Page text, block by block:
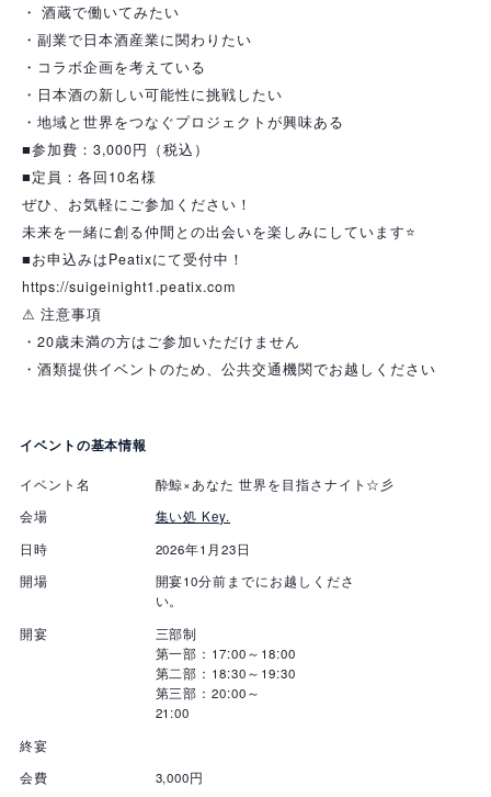
・ 酒蔵で働いてみたい
・副業で日本酒産業に関わりたい
・コラボ企画を考えている
・日本酒の新しい可能性に挑戦したい
・地域と世界をつなぐプロジェクトが興味ある
■参加費：3,000円（税込）
■定員：各回10名様
ぜひ、お気軽にご参加ください！
未来を一緒に創る仲間との出会いを楽しみにしています⭐️
■お申込みはPeatixにて受付中！
https://suigeinight1.peatix.com
⚠ 注意事項
・20歳未満の方はご参加いただけません
・酒類提供イベントのため、公共交通機関でお越しください
イベントの基本情報
イベント名
酔鯨×あなた 世界を目指さナイト☆彡
会場
集い処 Key.
日時
2026年1月23日
開場
開宴10分前までにお越しくださ
い
開宴
三部制
第一部：17:00～18:00
第二部：18:30～19:30
第三部：20:00～
終宴
会費
3,000円